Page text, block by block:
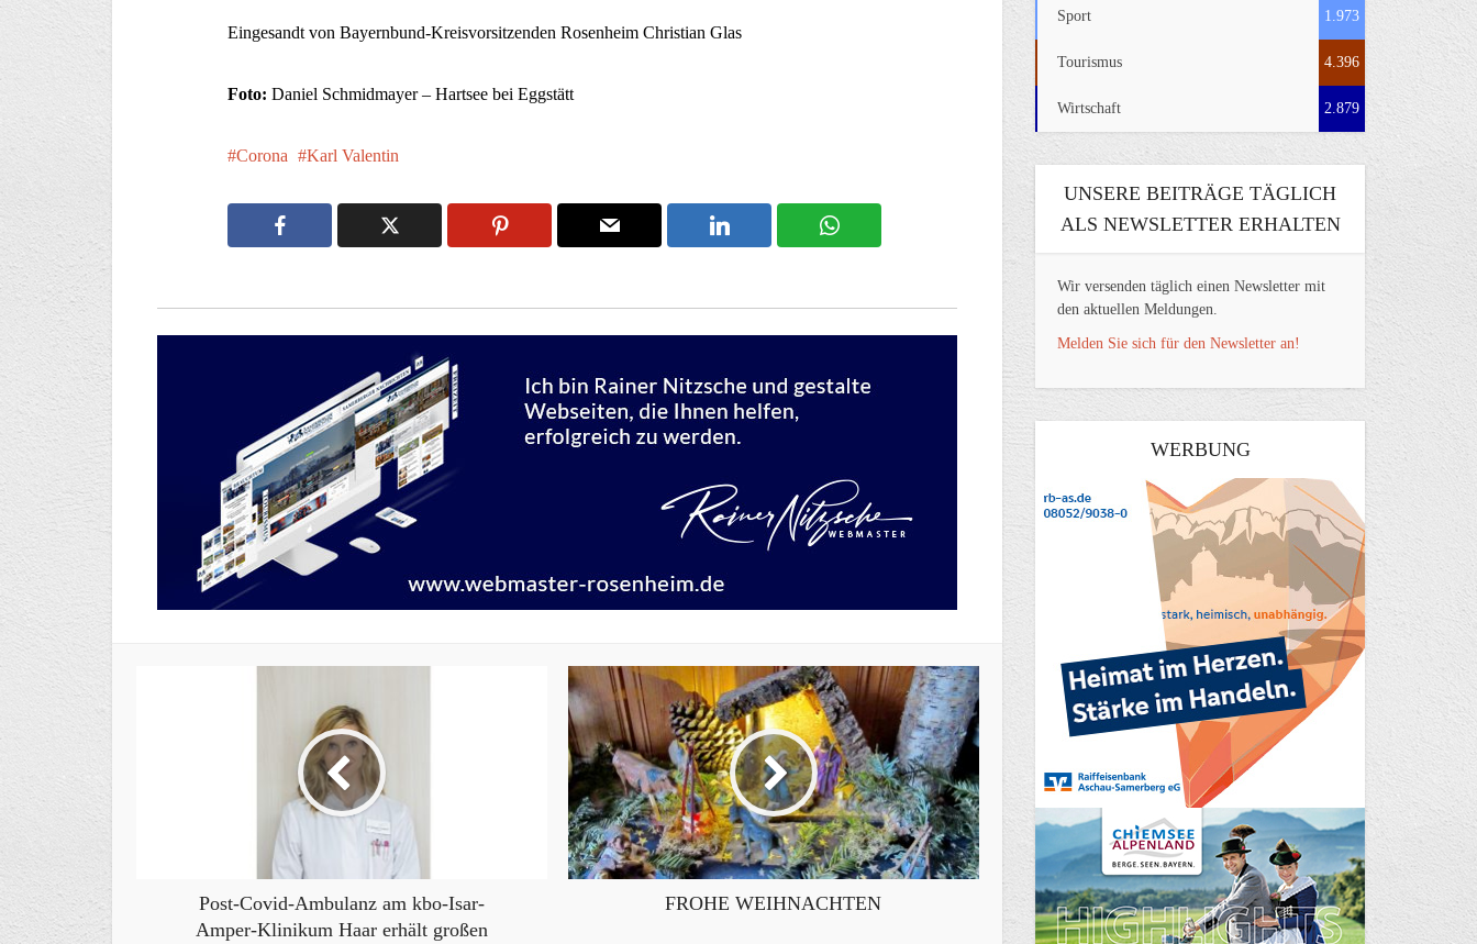
Eingesandt von Bayernbund-Kreisvorsitzenden Rosenheim Christian Glas
Foto: Daniel Schmidmayer – Hartsee bei Eggstätt
Corona Karl Valentin
Post-Covid-Ambulanz am kbo-Isar-
Amper-Klinikum Haar erhält großen
FROHE WEIHNACHTEN
Sport 1.973
Tourismus 4.396
Wirtschaft 2.879
UNSERE BEITRÄGE TÄGLICH
ALS NEWSLETTER ERHALTEN
Wir versenden täglich einen Newsletter mit
den aktuellen Meldungen.
Melden Sie sich für den Newsletter an!
WERBUNG